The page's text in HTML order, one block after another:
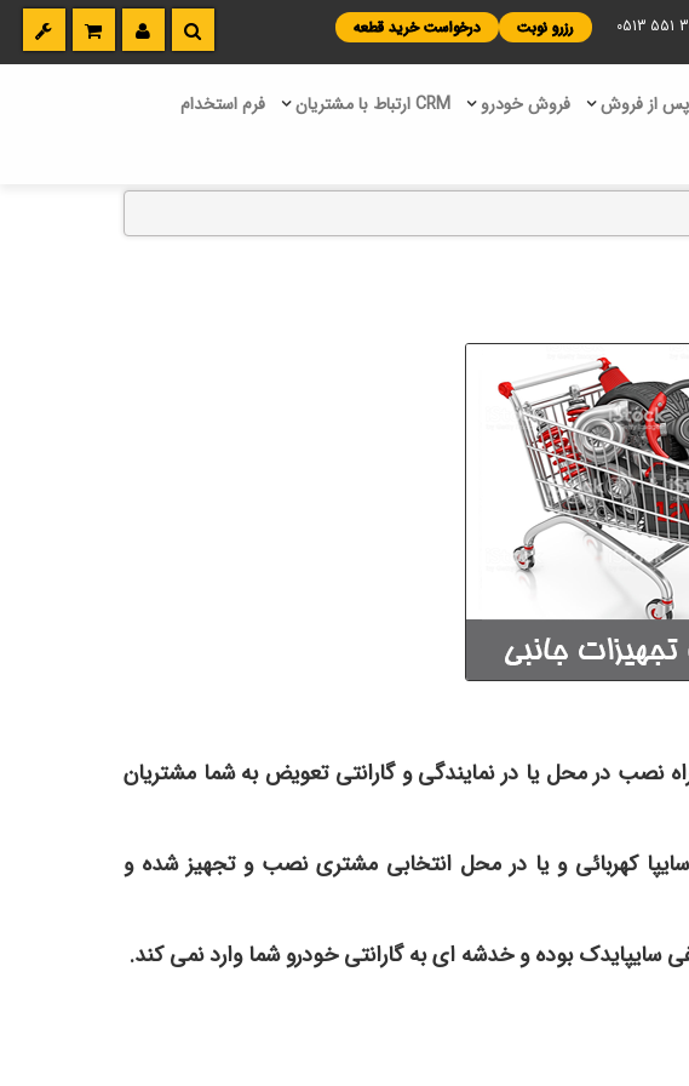
0513 551 رزرو نوبت درخواست خرید قطعه
از فروش فروش خودرو CRM ارتباط با مشتریان
فرم استخدام
نصب در محل یا در نمایندگی و گارانتی تعویض به شما مشتریان
کهربائی و یا در محل انتخابی مشتری نصب و تجهیز شده و
سایپایدک بوده و خدشه ای به گارانتی خودرو شما وارد نمی کند.